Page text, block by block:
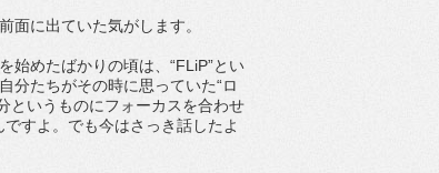
面に出ていた気がします。
始めたばかりの頃は、“FLiP”とい
分たちがその時に思っていた“ロ
というものにフォーカスを合わせ
すよ。でも今はさっき話したよ